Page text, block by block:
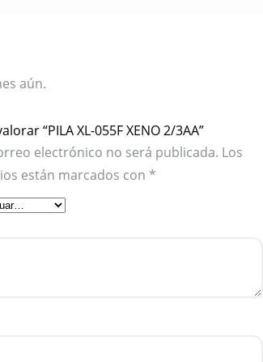
aún.
“PILA XL-055F XENO 2/3AA”
electrónico no será publicada. Los
están marcados con *